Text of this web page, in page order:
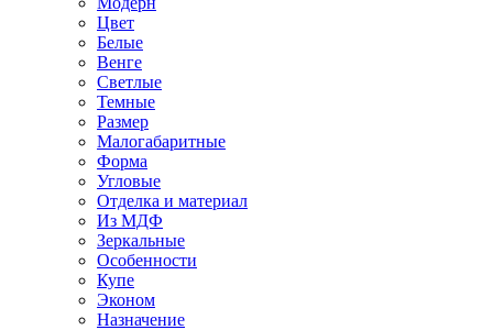
Цвет
Белые
Венге
Светлые
Темные
Размер
Малогабаритные
Форма
Угловые
Отделка и материал
Из МДФ
Зеркальные
Особенности
Купе
Эконом
Назначение